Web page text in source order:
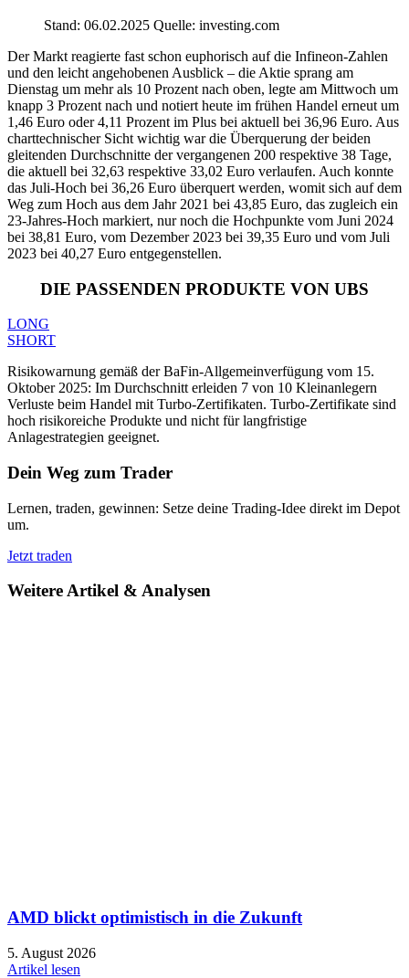
Stand: 06.02.2025 Quelle: investing.com
Der Markt reagierte fast schon euphorisch auf die Infineon-Zahlen
und den leicht angehobenen Ausblick – die Aktie sprang am
Dienstag um mehr als 10 Prozent nach oben, legte am Mittwoch um
knapp 3 Prozent nach und notiert heute im frühen Handel erneut um
1,46 Euro oder 4,11 Prozent im Plus bei aktuell bei 36,96 Euro. Aus
charttechnischer Sicht wichtig war die Überquerung der beiden
gleitenden Durchschnitte der vergangenen 200 respektive 38 Tage,
die aktuell bei 32,63 respektive 33,02 Euro verlaufen. Auch konnte
das Juli-Hoch bei 36,26 Euro überquert werden, womit sich auf dem
Weg zum Hoch aus dem Jahr 2021 bei 43,85 Euro, das zugleich ein
23-Jahres-Hoch markiert, nur noch die Hochpunkte vom Juni 2024
bei 38,81 Euro, vom Dezember 2023 bei 39,35 Euro und vom Juli
2023 bei 40,27 Euro entgegenstellen.
DIE PASSENDEN PRODUKTE VON UBS
LONG
SHORT
Risikowarnung gemäß der BaFin-Allgemeinverfügung vom 15.
Oktober 2025: Im Durchschnitt erleiden 7 von 10 Kleinanlegern
Verluste beim Handel mit Turbo-Zertifikaten. Turbo-Zertifikate sind
hoch risikoreiche Produkte und nicht für langfristige
Anlagestrategien geeignet.
Dein Weg zum Trader
Lernen, traden, gewinnen: Setze deine Trading-Idee direkt im Depot
um.
Jetzt traden
Weitere Artikel & Analysen
AMD blickt optimistisch in die Zukunft
5. August 2026
Artikel lesen